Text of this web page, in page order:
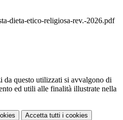
dieta-etico-religiosa-rev.-2026.pdf
da questo utilizzati si avvalgono di
ed utili alle finalità illustrate nella
Accetta tutti i cookies